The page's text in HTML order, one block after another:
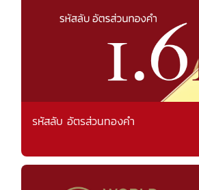
รหัสลับ อัตรส่วนทองคำ